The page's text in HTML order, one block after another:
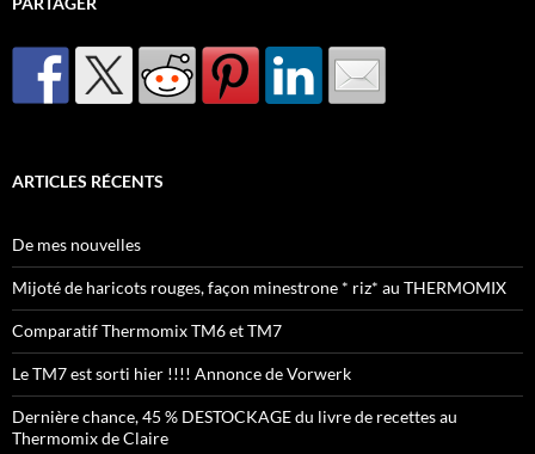
ARTICLES RÉCENTS
De mes nouvelles
Mijoté de haricots rouges, façon minestrone * riz* au THERMOMIX
Comparatif Thermomix TM6 et TM7
Le TM7 est sorti hier !!!! Annonce de Vorwerk
Dernière chance, 45 % DESTOCKAGE du livre de recettes au
Thermomix de Claire